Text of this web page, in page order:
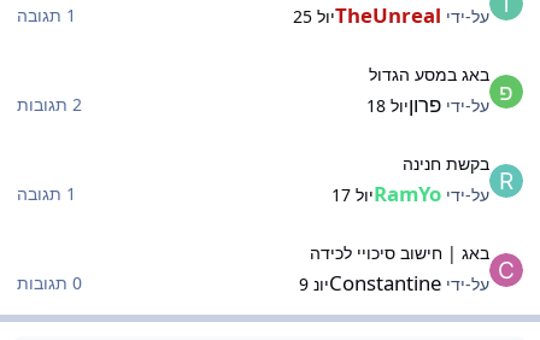
על-ידי TheUnrealיול 25
1 תגובה
באג במסע הגדול
על-ידי פרוןיול 18
2 תגובות
בקשת חנינה
על-ידי RamYoיול 17
1 תגובה
באג | חישוב סיכויי לכידה
על-ידי Constantineיונ 9 0 תגובות